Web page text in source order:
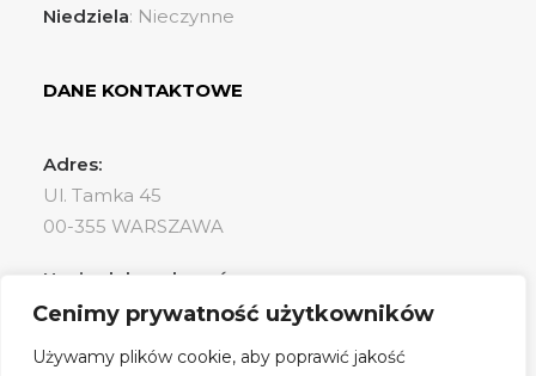
Cenimy prywatność użytkowników
Używamy plików cookie, aby poprawić jakość
Niedziela: Nieczynne
DANE KONTAKTOWE
Adres:
Ul. Tamka 45
00-355 WARSZAWA
Napisz lub zadzwoń:
Tel.: +48 531 444 188